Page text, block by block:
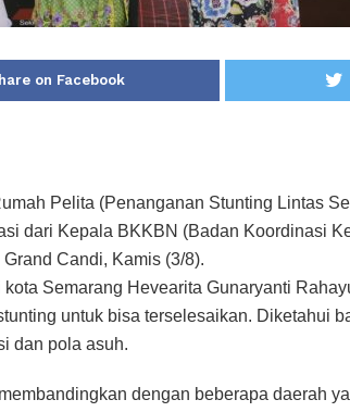
on Facebook
Pelita (Penanganan Stunting Lintas
dari Kepala BKKBN (Badan Koordinasi
Candi, Kamis (3/8).
kota Semarang Hevearita Gunaryanti
untuk bisa terselesaikan. Diketahui
dan pola asuh.
dengan beberapa daerah